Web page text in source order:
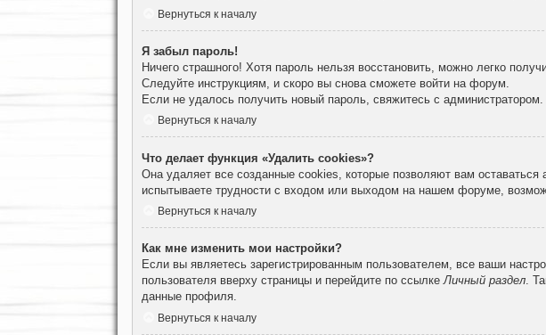
Вернуться к началу
Я забыл пароль!
Ничего страшного! Хотя пароль нельзя восстановить, можно легко
Следуйте инструкциям, и скоро вы снова сможете войти на форум.
Если не удалось получить новый пароль, свяжитесь с администратором.
Вернуться к началу
Что делает функция «Удалить cookies»?
Она удаляет все созданные cookies, которые позволяют вам
испытываете трудности с входом или выходом на нашем форуме,
Вернуться к началу
Как мне изменить мои настройки?
Если вы являетесь зарегистрированным пользователем, все ваши
пользователя вверху страницы и перейдите по ссылкеЛичный раздел.
данные профиля.
Вернуться к началу